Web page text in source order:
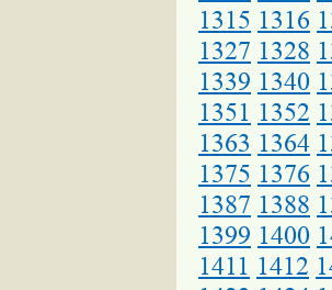
1315 1316
1327 1328
1339 1340
1351 1352
1363 1364
1375 1376
1387 1388
1399 1400
1411 1412